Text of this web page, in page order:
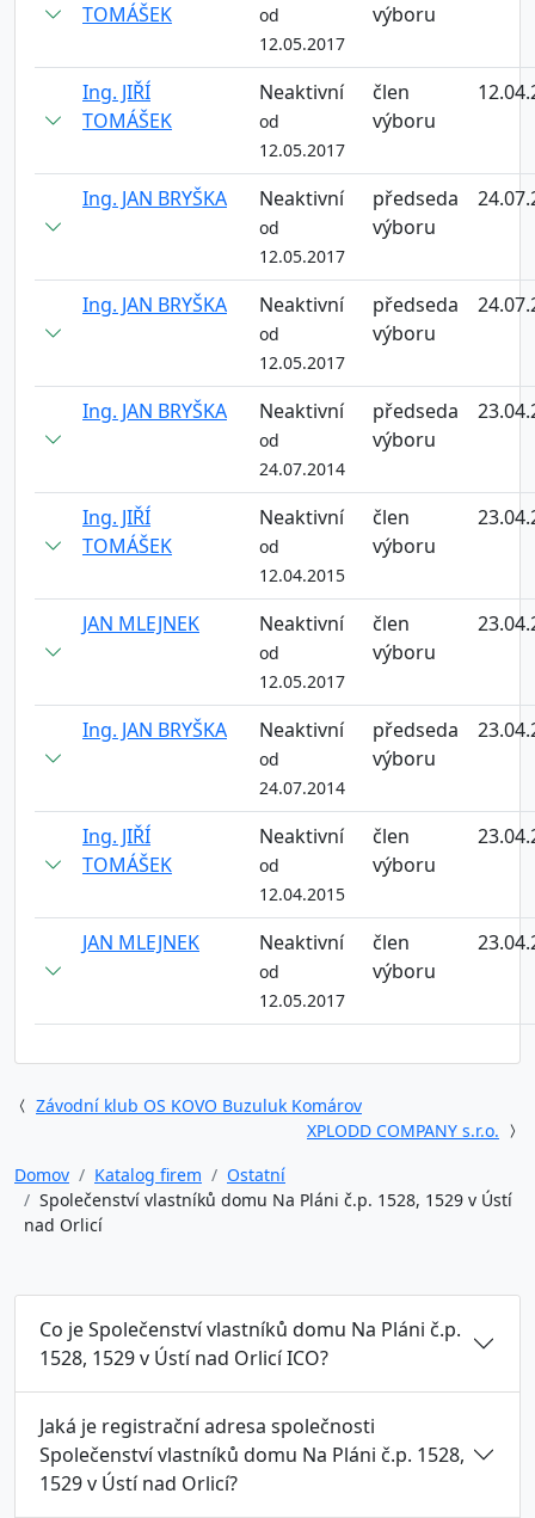
TOMÁŠEK
od
12.05.2017
výboru
Ing. JIŘÍ
TOMÁŠEK
Neaktivní
od
12.05.2017
člen
výboru
Ing. JAN BRYŠKA Neaktivní
od
12.05.2017
předseda
výboru
Ing. JAN BRYŠKA Neaktivní
od
12.05.2017
předseda
výboru
Ing. JAN BRYŠKA Neaktivní
od
24.07.2014
předseda
výboru
Ing. JIŘÍ
TOMÁŠEK
Neaktivní
od
12.04.2015
člen
výboru
JAN MLEJNEK Neaktivní
od
12.05.2017
člen
výboru
Ing. JAN BRYŠKA Neaktivní
od
24.07.2014
předseda
výboru
Ing. JIŘÍ
TOMÁŠEK
Neaktivní
od
12.04.2015
člen
výboru
JAN MLEJNEK Neaktivní
od
12.05.2017
člen
výboru
Závodní klub OS KOVO Buzuluk Komárov
XPLODD COMPANY s.r.o.
Domov
Katalog firem
Ostatní
Společenství vlastníků domu Na Pláni č.p. 1528, 1529 v Ústí
nad Orlicí
Co je Společenství vlastníků domu Na Pláni č.p.
1528, 1529 v Ústí nad Orlicí ICO?
Jaká je registrační adresa společnosti
Společenství vlastníků domu Na Pláni č.p. 1528,
1529 v Ústí nad Orlicí?